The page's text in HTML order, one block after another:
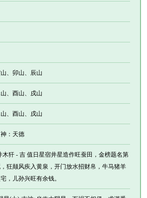
、卯山、辰山
、酉山、戌山
、酉山、戌山
神：天德
木犴 - 吉 值日星宿井星造作旺蚕田，金榜题名第
狂颠风疾入黄泉，开门放水招财帛，牛马猪羊
，儿孙兴旺有余钱。